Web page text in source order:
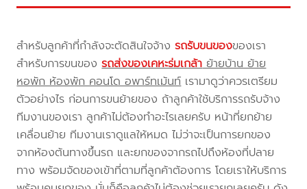
สำหรับลูกค้าที่กำลังจะตัดสินใจจ้างรถรับขนของของเรา
สำหรับการขนของรถส่งของเคหะร่มเกล้าย้ายบ้าน ย้าย
หอพัก ห้องพัก คอนโด อพาร์ทเม้นท์เรามาดูว่าควรเตรียม
ตัวอย่างไร ก่อนการขนย้ายของ ถ้าลูกค้าใช้บริการรถรับจ้าง
ทีมงานของเรา ลูกค้าไม่ต้องทำอะไรเลยครับ หน้าที่ยกย้าย
เคลื่อนย้าย ทีมงานเราดูแลให้หมด ไม่ว่าจะเป็นการยกของ
จากห้องต้นทางขึ้นรถ และยกของจากรถไปถึงห้องที่ปลาย
ทาง พร้อมจัดของเข้าที่ตามที่ลูกค้าต้องการ โดยเราให้บริการ